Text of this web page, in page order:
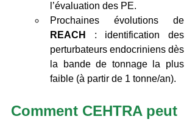
l’évaluation des PE.
REACH
: identification des
perturbateurs endocriniens dès
la bande de tonnage la plus
faible (à partir de 1 tonne/an).
Comment CEHTRA peut